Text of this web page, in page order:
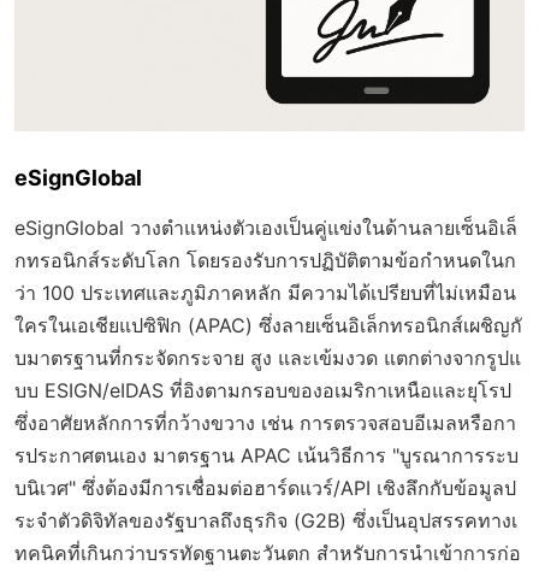
eSignGlobal
eSignGlobal วางตำแหน่งตัวเองเป็นคู่แข่งในด้านลายเซ็นอิเล็
กทรอนิกส์ระดับโลก โดยรองรับการปฏิบัติตามข้อกำหนดในก
ว่า 100 ประเทศและภูมิภาคหลัก มีความได้เปรียบที่ไม่เหมือน
ใครในเอเชียแปซิฟิก (APAC) ซึ่งลายเซ็นอิเล็กทรอนิกส์เผชิญกั
บมาตรฐานที่กระจัดกระจาย สูง และเข้มงวด แตกต่างจากรูปแ
บบ ESIGN/eIDAS ที่อิงตามกรอบของอเมริกาเหนือและยุโรป
ซึ่งอาศัยหลักการที่กว้างขวาง เช่น การตรวจสอบอีเมลหรือกา
รประกาศตนเอง มาตรฐาน APAC เน้นวิธีการ "บูรณาการระบ
บนิเวศ" ซึ่งต้องมีการเชื่อมต่อฮาร์ดแวร์/API เชิงลึกกับข้อมูลป
ระจำตัวดิจิทัลของรัฐบาลถึงธุรกิจ (G2B) ซึ่งเป็นอุปสรรคทางเ
ทคนิคที่เกินกว่าบรรทัดฐานตะวันตก สำหรับการนำเข้าการก่อ